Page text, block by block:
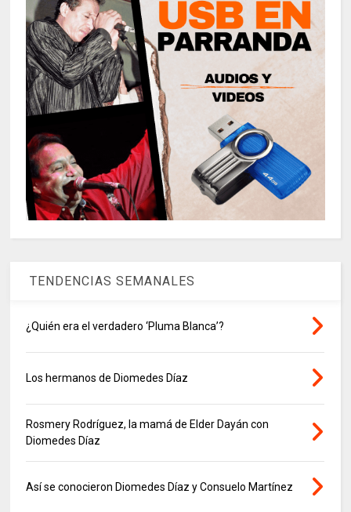
TENDENCIAS SEMANALES
¿Quién era el verdadero ‘Pluma Blanca’?
Los hermanos de Diomedes Díaz
Rosmery Rodríguez, la mamá de Elder Dayán con
Diomedes Díaz
Así se conocieron Diomedes Díaz y Consuelo Martínez